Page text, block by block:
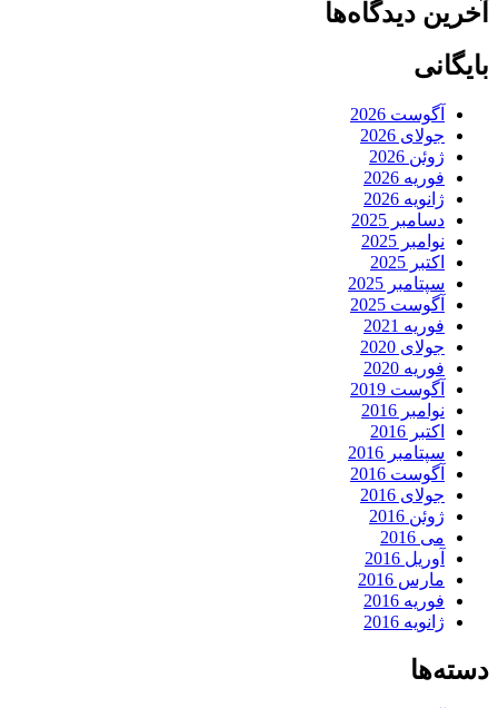
آخرین دیدگاه‌ها
بایگانی
آگوست 2026
جولای 2026
ژوئن 2026
فوریه 2026
ژانویه 2026
دسامبر 2025
نوامبر 2025
اکتبر 2025
سپتامبر 2025
آگوست 2025
فوریه 2021
جولای 2020
فوریه 2020
آگوست 2019
نوامبر 2016
اکتبر 2016
سپتامبر 2016
آگوست 2016
جولای 2016
ژوئن 2016
می 2016
آوریل 2016
مارس 2016
فوریه 2016
ژانویه 2016
دسته‌ها